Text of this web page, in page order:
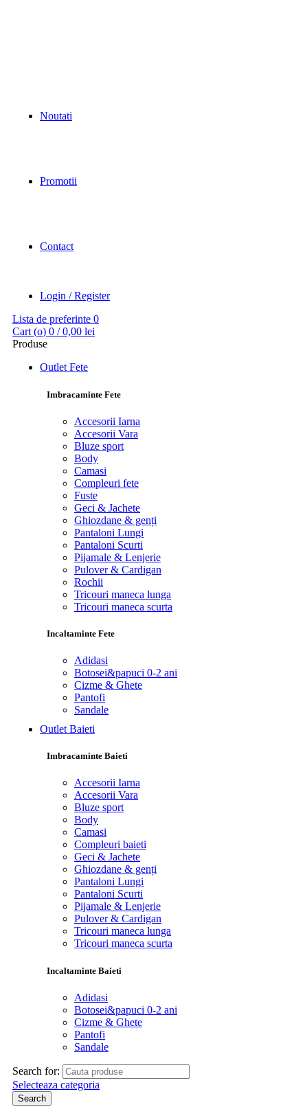
Noutati
Promotii
Contact
Login / Register
Lista de preferinte 0
Cart (o) 0 / 0,00 lei
Produse
Outlet Fete
Imbracaminte Fete
Accesorii Iarna
Accesorii Vara
Bluze sport
Body
Camasi
Compleuri fete
Fuste
Geci & Jachete
Ghiozdane & genți
Pantaloni Lungi
Pantaloni Scurti
Pijamale & Lenjerie
Pulover & Cardigan
Rochii
Tricouri maneca lunga
Tricouri maneca scurta
Incaltaminte Fete
Adidasi
Botosei&papuci 0-2 ani
Cizme & Ghete
Pantofi
Sandale
Outlet Baieti
Imbracaminte Baieti
Accesorii Iarna
Accesorii Vara
Bluze sport
Body
Camasi
Compleuri baieti
Geci & Jachete
Ghiozdane & genți
Pantaloni Lungi
Pantaloni Scurti
Pijamale & Lenjerie
Pulover & Cardigan
Tricouri maneca lunga
Tricouri maneca scurta
Incaltaminte Baieti
Adidasi
Botosei&papuci 0-2 ani
Cizme & Ghete
Pantofi
Sandale
Search for:
Selecteaza categoria
Search